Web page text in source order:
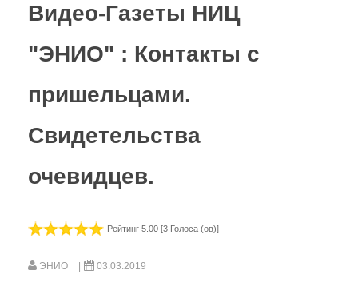
Видео-Газеты НИЦ
"ЭНИО" : Контакты с
пришельцами.
Свидетельства
очевидцев.
Рейтинг 5.00 [3 Голоса (ов)]
ЭНИО 03.03.2019